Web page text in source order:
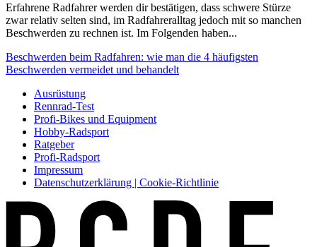
Erfahrene Radfahrer werden dir bestätigen, dass schwere Stürze
zwar relativ selten sind, im Radfahreralltag jedoch mit so manchen
Beschwerden zu rechnen ist. Im Folgenden haben...
Beschwerden beim Radfahren: wie man die 4 häufigsten
Beschwerden vermeidet und behandelt
Ausrüstung
Rennrad-Test
Profi-Bikes und Equipment
Hobby-Radsport
Ratgeber
Profi-Radsport
Impressum
Datenschutzerklärung | Cookie-Richtlinie